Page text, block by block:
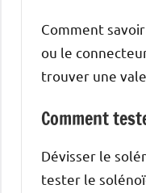
Comment
ou le
trouver une
Comment
Dévisser le
tester le